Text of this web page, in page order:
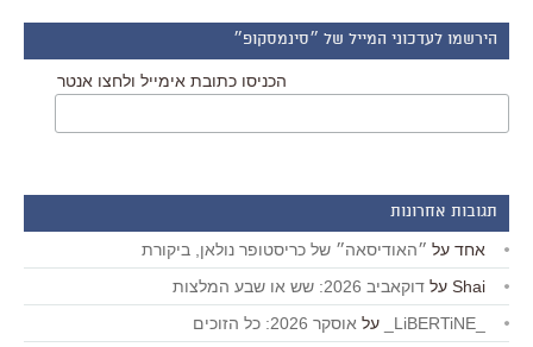
הירשמו לעדכוני המייל של ״סינמסקופ״
הכניסו כתובת אימייל ולחצו אנטר
תגובות אחרונות
אחד על ״האודיסאה״ של כריסטופר נולאן, ביקורת
Shai על דוקאביב 2026: שש או שבע המלצות
על אוסקר 2026: כל הזוכים